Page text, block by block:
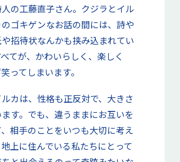
の工藤直子さん。クジラとイル
ゴキゲンなお話の間には、詩や
招待状なんかも挟み込まれてい
てが、かわいらしく、楽しく
ってしまいます。
カは、性格も正反対で、大きさ
す。でも、違うままにお互いを
相手のことをいつも大切に考え
上に住んでいる私たちにとって